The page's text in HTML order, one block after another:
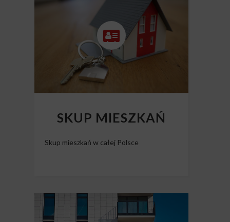
Skup nieruchomości Polska
SKUP MIESZKAŃ
Skup mieszkań w całej Polsce